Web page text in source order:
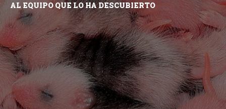
AL EQUIPO QUE LO HA DESCUBIERTO